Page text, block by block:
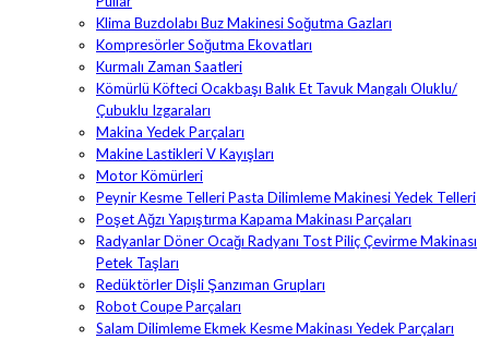
Klima Buzdolabı Buz Makinesi Soğutma Gazları
Kompresörler Soğutma Ekovatları
Kurmalı Zaman Saatleri
Kömürlü Köfteci Ocakbaşı Balık Et Tavuk Mangalı Oluklu/
Çubuklu Izgaraları
Makina Yedek Parçaları
Makine Lastikleri V Kayışları
Motor Kömürleri
Peynir Kesme Telleri Pasta Dilimleme Makinesi Yedek Telleri
Poşet Ağzı Yapıştırma Kapama Makinası Parçaları
Radyanlar Döner Ocağı Radyanı Tost Piliç Çevirme Makinası
Petek Taşları
Redüktörler Dişli Şanzıman Grupları
Robot Coupe Parçaları
Salam Dilimleme Ekmek Kesme Makinası Yedek Parçaları